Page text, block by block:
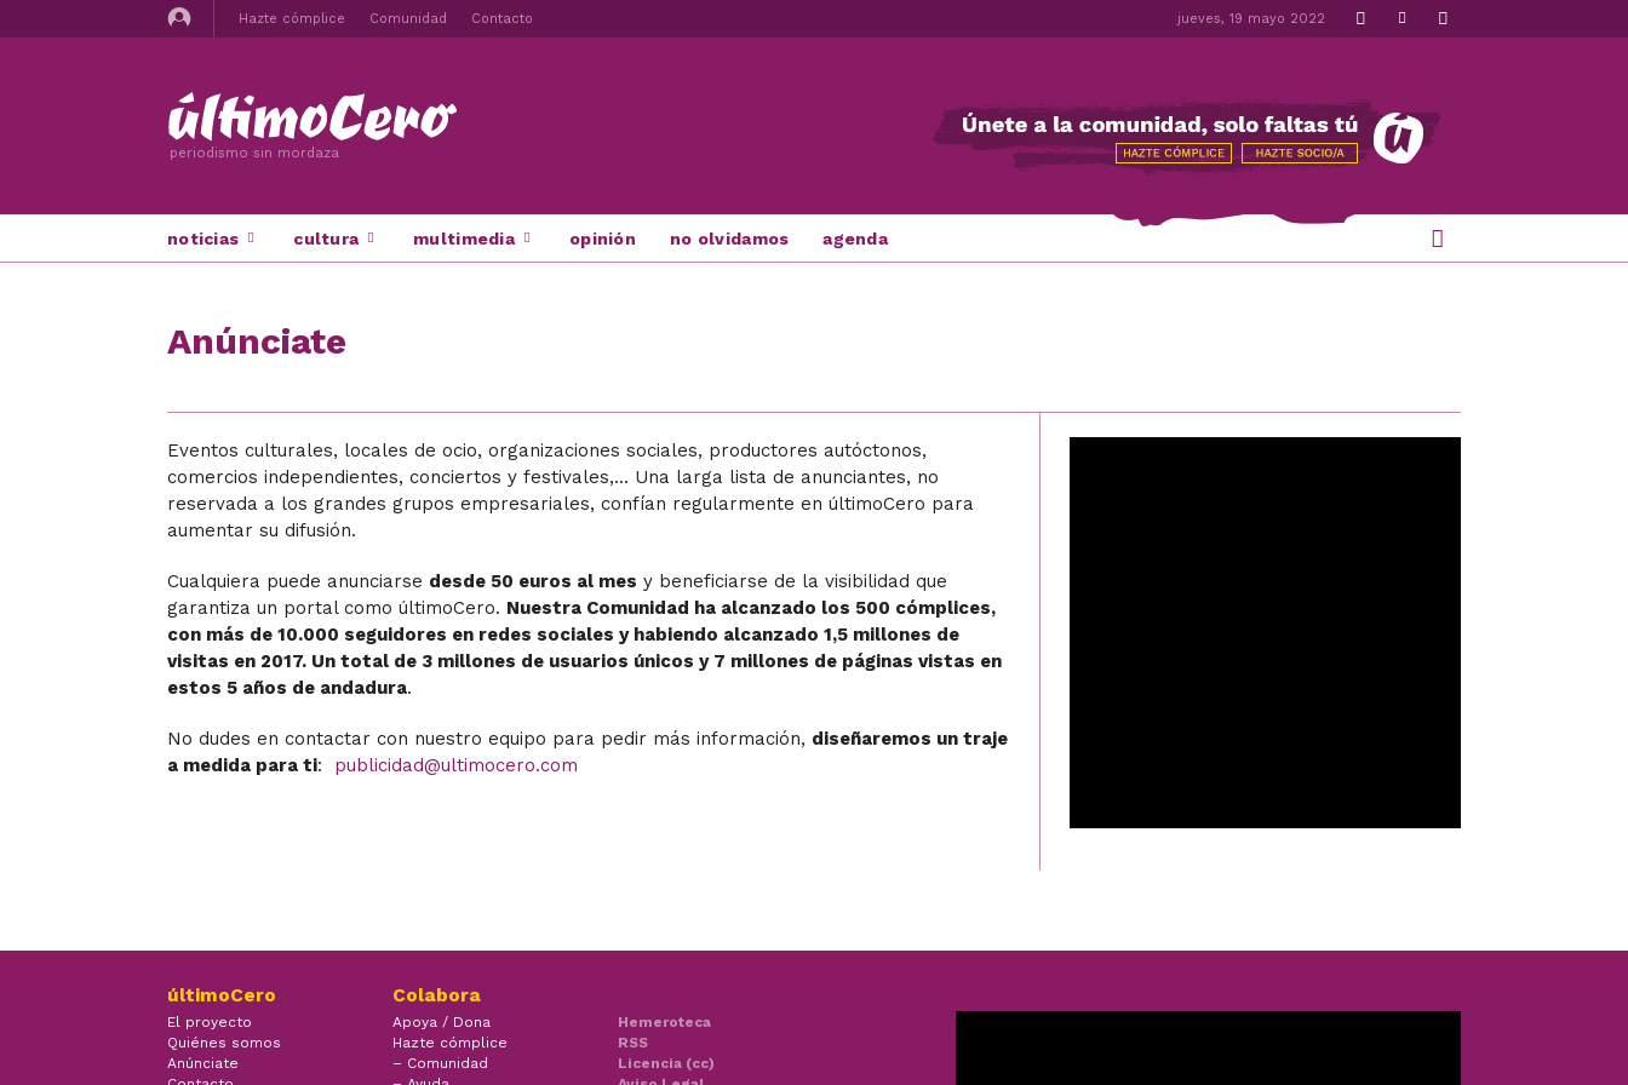
Hazte cómplice Comunidad Contacto jueves, 19 mayo 2022
periodismo sin mordaza
noticias cultura multimedia opinión no olvidamos agenda
Anúnciate
Eventos culturales, locales de ocio, organizaciones sociales, productores autóctonos,
comercios independientes, conciertos y festivales,... Una larga lista de anunciantes, no
reservada a los grandes grupos empresariales, confían regularmente en últimoCero para
aumentar su difusión.
Cualquiera puede anunciarse desde 50 euros al mes y beneficiarse de la visibilidad que
garantiza un portal como últimoCero. Nuestra Comunidad ha alcanzado los 500 cómplices,
con más de 10.000 seguidores en redes sociales y habiendo alcanzado 1,5 millones de
visitas en 2017. Un total de 3 millones de usuarios únicos y 7 millones de páginas vistas en
estos 5 años de andadura.
No dudes en contactar con nuestro equipo para pedir más información, diseñaremos un traje
a medida para ti: publicidad@ultimocero.com
últimoCero
El proyecto
Quiénes somos
Anúnciate
Colabora
Apoya / Dona
Hazte cómplice
– Comunidad
Hemeroteca
RSS
Licencia (cc)